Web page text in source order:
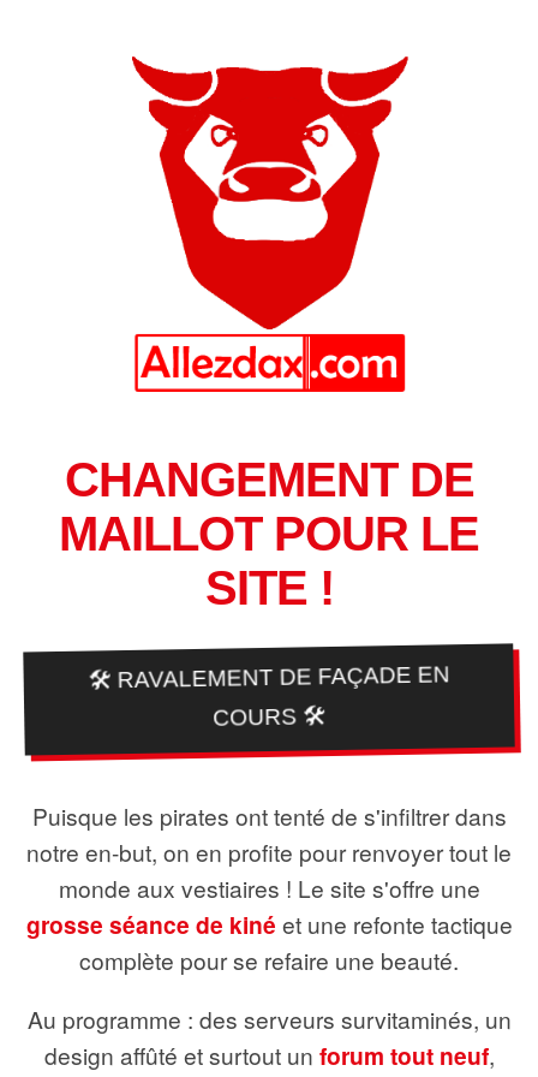
CHANGEMENT DE
MAILLOT POUR LE
SITE !
🛠️ RAVALEMENT DE FAÇADE EN
COURS 🛠️
Puisque les pirates ont tenté de s'infiltrer dans
notre en-but, on en profite pour renvoyer tout le
monde aux vestiaires ! Le site s'offre une
grosse séance de kiné et une refonte tactique
complète pour se refaire une beauté.
Au programme : des serveurs survitaminés, un
design affûté et surtout un forum tout neuf,